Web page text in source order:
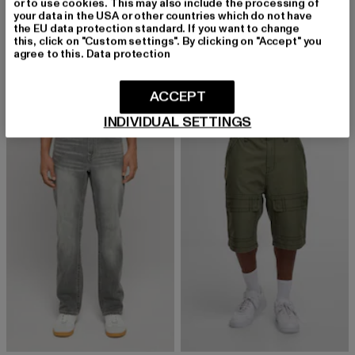
TRUE RELIGION
JOEY
99,99 EUR
Derzeitiger Preis: 99,99 EUR
TRUE RELIGION
BOBBI BAGGY JEAN
-10%
or to use cookies. This may also include the processing of
your data in the USA or other countries which do not have
the EU data protection standard. If you want to change
this, click on "Custom settings". By clicking on "Accept" you
agree to this. Data protection
INDIVIDUAL SETTINGS
ACCEPT